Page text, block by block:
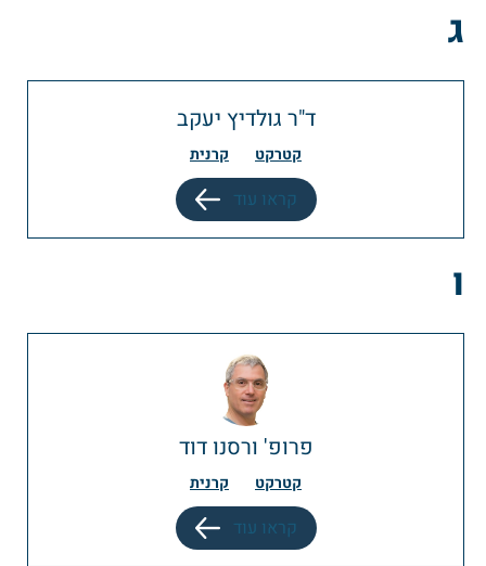
ג
ד"ר גולדיץ יעקב
קטרקט קרנית
קראו עוד
ו
פרופ' ורסנו דוד
קטרקט קרנית
קראו עוד